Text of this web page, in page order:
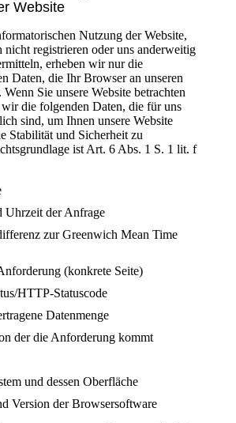
Website
Nutzung der Website,
nicht registrieren oder uns anderweitig
erheben wir nur die
Daten, die Ihr Browser an unseren
Sie unsere Website betrachten
die folgenden Daten, die für uns
sind, um Ihnen unsere Website
Stabilität und Sicherheit zu
ist Art. 6 Abs. 1 S. 1 lit. f
Uhrzeit der Anfrage
zur Greenwich Mean Time
(konkrete Seite)
HTTP-Statuscode
Datenmenge
der die Anforderung kommt
und dessen Oberfläche
Version der Browsersoftware